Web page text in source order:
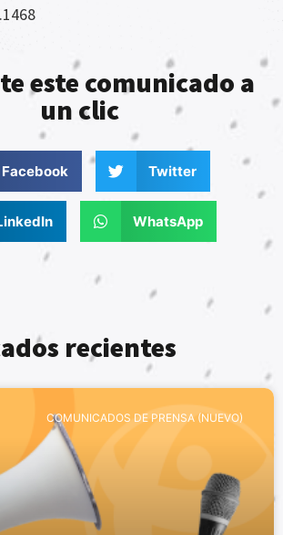
este comunicado a
un clic
Facebook Twitter
WhatsApp
recientes
COMUNICADOS DE PRENSA (NUEVO)